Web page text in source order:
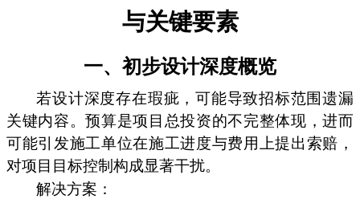
与关键要素
一、初步设计深度概览
若设计深度存在瑕疵，可能导致招标范围遗漏
关键内容。预算是项目总投资的不完整体现，进而
可能引发施工单位在施工进度与费用上提出索赔，
对项目目标控制构成显著干扰。
解决方案：